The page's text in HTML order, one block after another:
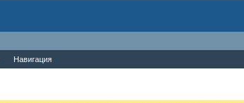
Навигация